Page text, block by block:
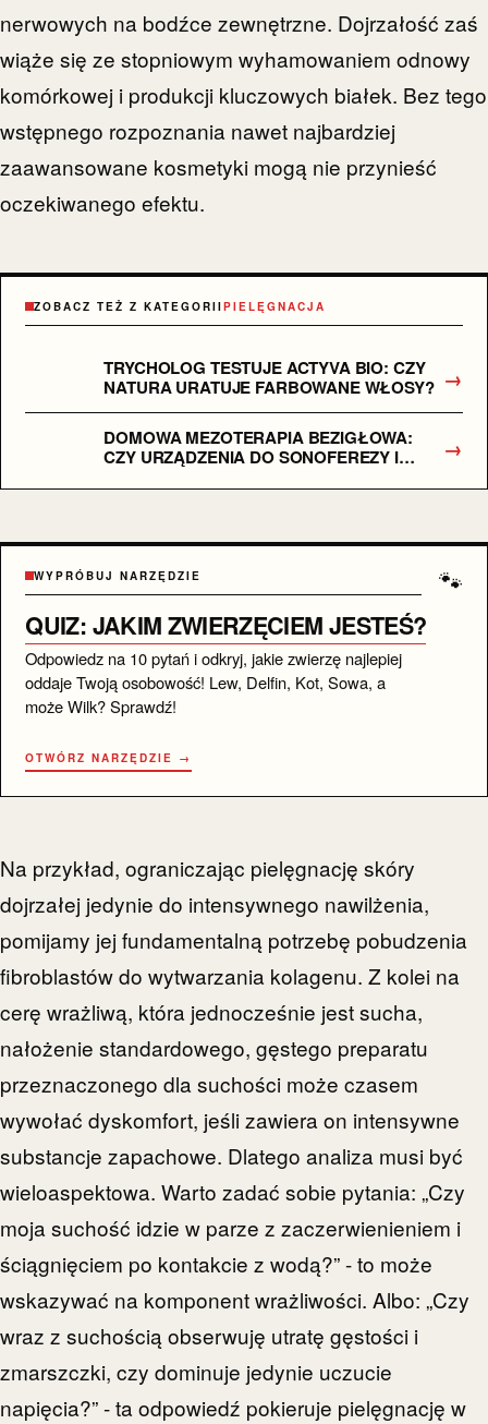
nerwowych na bodźce zewnętrzne. Dojrzałość zaś
wiąże się ze stopniowym wyhamowaniem odnowy
komórkowej i produkcji kluczowych białek. Bez tego
wstępnego rozpoznania nawet najbardziej
zaawansowane kosmetyki mogą nie przynieść
oczekiwanego efektu.
ZOBACZ TEŻ Z KATEGORIIPIELĘGNACJA
TRYCHOLOG TESTUJE ACTYVA BIO: CZY
NATURA URATUJE FARBOWANE WŁOSY? →
DOMOWA MEZOTERAPIA BEZIGŁOWA:
CZY URZĄDZENIA DO SONOFEREZY I
PORÓWNANIE
→
🐾
WYPRÓBUJ NARZĘDZIE
QUIZ: JAKIM ZWIERZĘCIEM JESTEŚ?
Odpowiedz na 10 pytań i odkryj, jakie zwierzę najlepiej
oddaje Twoją osobowość! Lew, Delfin, Kot, Sowa, a
może Wilk? Sprawdź!
OTWÓRZ NARZĘDZIE →
Na przykład, ograniczając pielęgnację skóry
dojrzałej jedynie do intensywnego nawilżenia,
pomijamy jej fundamentalną potrzebę pobudzenia
fibroblastów do wytwarzania kolagenu. Z kolei na
cerę wrażliwą, która jednocześnie jest sucha,
nałożenie standardowego, gęstego preparatu
przeznaczonego dla suchości może czasem
wywołać dyskomfort, jeśli zawiera on intensywne
substancje zapachowe. Dlatego analiza musi być
wieloaspektowa. Warto zadać sobie pytania: „Czy
moja suchość idzie w parze z zaczerwienieniem i
ściągnięciem po kontakcie z wodą?” - to może
wskazywać na komponent wrażliwości. Albo: „Czy
wraz z suchością obserwuję utratę gęstości i
zmarszczki, czy dominuje jedynie uczucie
napięcia?” - ta odpowiedź pokieruje pielęgnację w